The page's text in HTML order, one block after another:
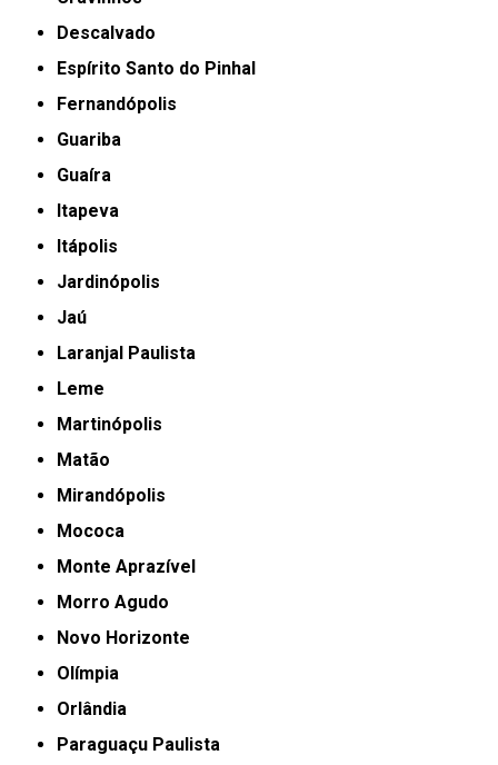
Descalvado
Espírito Santo do Pinhal
Fernandópolis
Guariba
Guaíra
Itapeva
Itápolis
Jardinópolis
Jaú
Laranjal Paulista
Leme
Martinópolis
Matão
Mirandópolis
Mococa
Monte Aprazível
Morro Agudo
Novo Horizonte
Olímpia
Orlândia
Paraguaçu Paulista